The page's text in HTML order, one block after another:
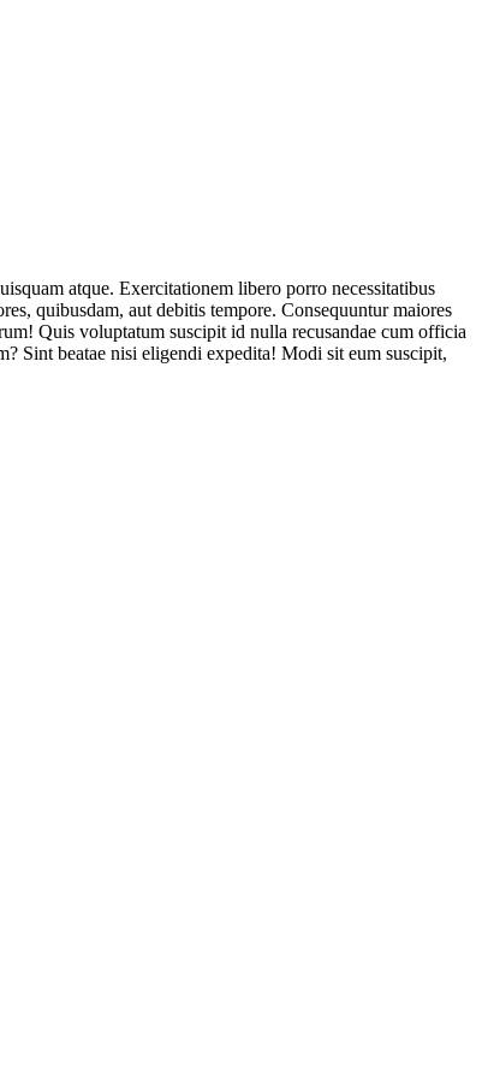
atque. Exercitationem libero porro necessitatibus
quibusdam, aut debitis tempore. Consequuntur maiores
Quis voluptatum suscipit id nulla recusandae cum officia
Sint beatae nisi eligendi expedita! Modi sit eum suscipit,